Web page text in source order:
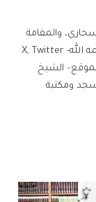
والمقامة
في مكتبة الشيخ عبدالله بن عبدالعزيز العقيل -رحمه الله- X, Twitter
الشيخ
ومكتبة